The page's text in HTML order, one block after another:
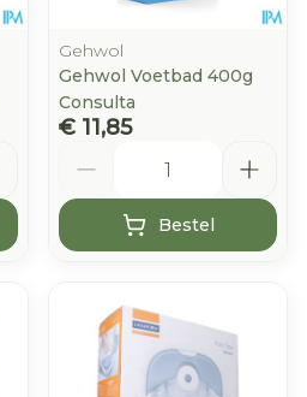
Gehwol
Gehwol Voetbad 400g
Consulta
€ 11,85
Bestel